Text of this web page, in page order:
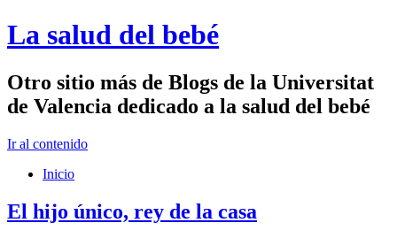
La salud del bebé
Otro sitio más de Blogs de la Universitat
de Valencia dedicado a la salud del bebé
Ir al contenido
Inicio
El hijo único, rey de la casa